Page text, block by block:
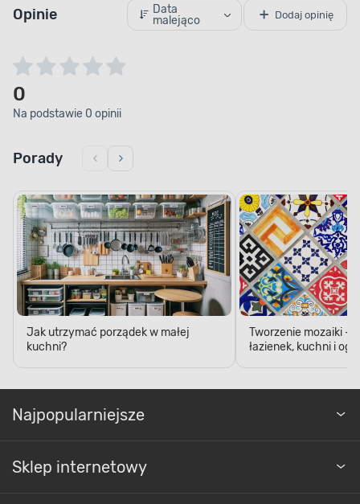
Opinie
Data
malejąco
Dodaj opinię
0
Na podstawie 0 opinii
Porady
Jak utrzymać porządek w małej
kuchni?
Tworzenie mozaiki -
łazienek, kuchni i
Najpopularniejsze
Sklep internetowy